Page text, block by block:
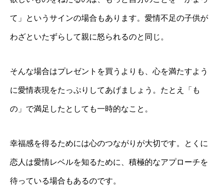
て」というサインの場合もあります。愛情不足の子供が
わざといたずらして親に怒られるのと同じ。
そんな場合はプレゼントを買うよりも、心を満たすよう
に愛情表現をたっぷりしてあげましょう。たとえ「も
の」で満足したとしても一時的なこと。
幸福感を得るためには心のつながりが大切です。とくに
恋人は愛情レベルを知るために、積極的なアプローチを
待っている場合もあるのです。